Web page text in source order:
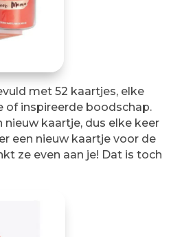
met 52 kaartjes, elke
of inspireerde boodschap.
nieuw kaartje, dus elke keer
een nieuw kaartje voor de
ze even aan je! Dat is toch